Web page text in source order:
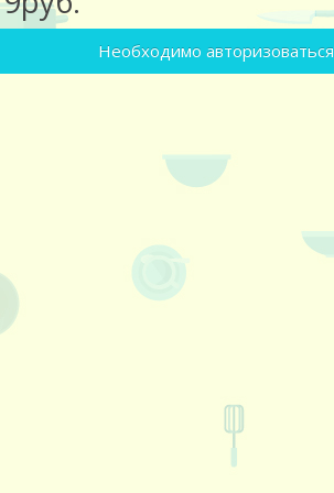
Необходимо авторизоваться